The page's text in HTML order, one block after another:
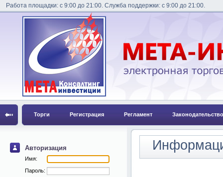
Работа площадки: с 9:00 до 21:00. Служба поддержки: с 9:00 до 21:00.
Торги Регистрация Регламент Законодательство
Авторизация
Имя:
Пароль: